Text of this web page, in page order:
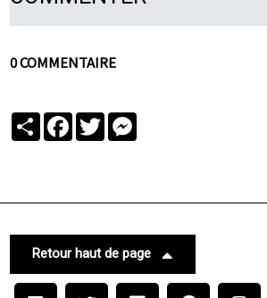
0 COMMENTAIRE
PartagerFacebook
Twitter
Retour haut de page